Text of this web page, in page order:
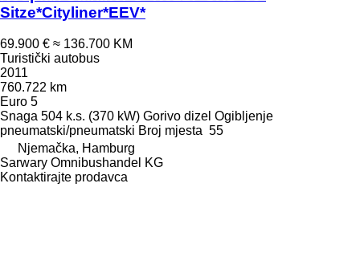
Sitze*Cityliner*EEV*
69.900 € ≈ 136.700 KM
Turistički autobus
2011
760.722 km
Euro 5
Snaga 504 k.s. (370 kW) Gorivo dizel Ogibljenje
pneumatski/pneumatski Broj mjesta 55
Njemačka, Hamburg
Sarwary Omnibushandel KG
Kontaktirajte prodavca